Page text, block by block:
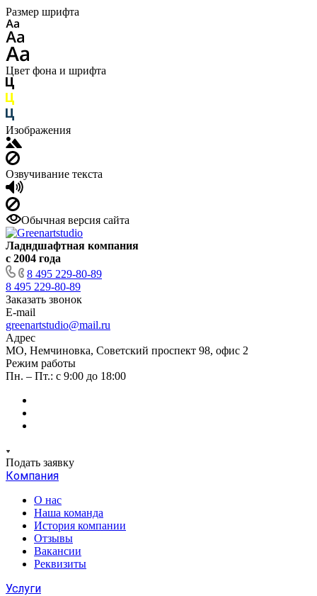
Размер шрифта
Цвет фона и шрифта
Изображения
Озвучивание текста
Обычная версия сайта
Ладндшафтная компания
с 2004 года
8 495 229-80-89
8 495 229-80-89
Заказать звонок
E-mail
greenartstudio@mail.ru
Адрес
МО, Немчиновка, Советский проспект 98, офис 2
Режим работы
Пн. – Пт.: с 9:00 до 18:00
Подать заявку
Компания
О нас
Наша команда
История компании
Отзывы
Вакансии
Реквизиты
Услуги